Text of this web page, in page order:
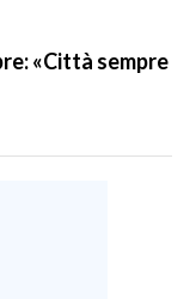
«Città sempre